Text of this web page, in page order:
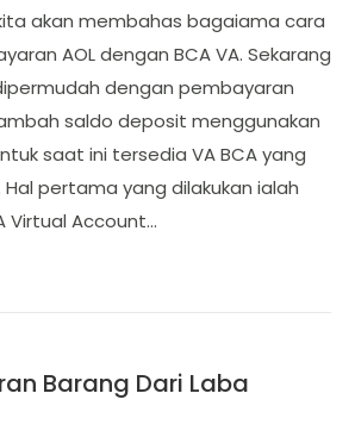
akan membahas bagaiama cara
AOL dengan BCA VA. Sekarang
dengan pembayaran
saldo deposit menggunakan
saat ini tersedia VA BCA yang
pertama yang dilakukan ialah
Virtual Account…
Barang Dari Laba